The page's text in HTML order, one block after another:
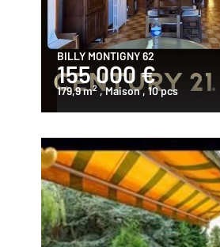
BILLY MONTIGNY 62
155 000 €
179,9 m2 , Maison, 10 pcs